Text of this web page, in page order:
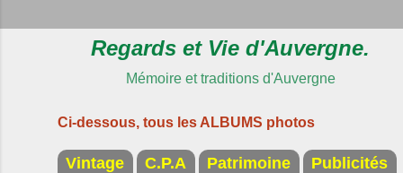
Regards et Vie d'Auvergne.
Mémoire et traditions d'Auvergne
Ci-dessous, tous les ALBUMS photos
Vintage C.P.A Patrimoine Publicités